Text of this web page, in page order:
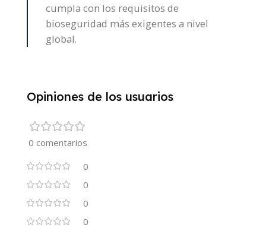
cumpla con los requisitos de
bioseguridad más exigentes a nivel
global.
Opiniones de los usuarios
0 comentarios
0
0
0
0